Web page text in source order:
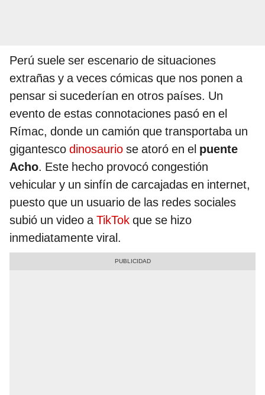
Perú suele ser escenario de situaciones
extrañas y a veces cómicas que nos ponen a
pensar si sucederían en otros países. Un
evento de estas connotaciones pasó en el
Rímac, donde un camión que transportaba un
gigantesco dinosaurio se atoró en el puente
Acho. Este hecho provocó congestión
vehicular y un sinfín de carcajadas en internet,
puesto que un usuario de las redes sociales
subió un video aTikTok que se hizo
inmediatamente viral.